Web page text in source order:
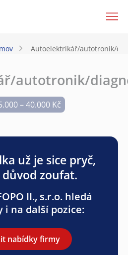
Autoelektrikář/autotronik/
autotronik/
– 40.000 Kč
už je sice pryč,
zoufat.
II., s.r.o. hledá
i na další pozice:
nabídky firmy